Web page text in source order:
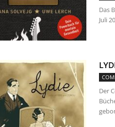
Das
Juli
Der